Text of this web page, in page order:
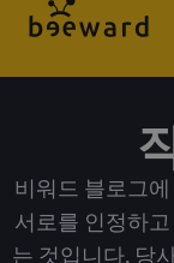
비워드 블로그
서로를 인정하
는 것입니다. 당